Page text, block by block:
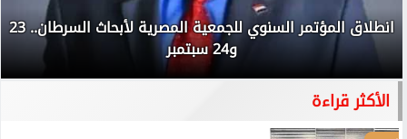
انطلاق المؤتمر السنوي للجمعية المصرية لأبحاث السرطان.. 23
و24 سبتمبر
الأكثر قراءة